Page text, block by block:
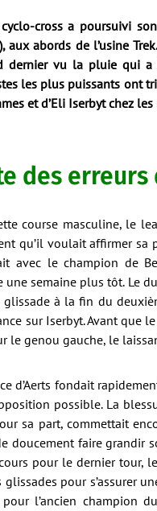
cross a poursuivi
aux abords de l’usine
dernier vu la pluie qui
les plus puissants ont
et d’Eli Iserbyt chez les
des erreurs
course masculine, le
qu’il voulait affirmer
avec le champion de
une semaine plus tôt. Le
glissade à la fin du
sur Iserbyt. Avant
le genou gauche, le
d’Aerts fondait
possible. La
sa part, commettait
doucement faire grandir
pour le dernier tour,
pour s’assurer
l’ancien champion